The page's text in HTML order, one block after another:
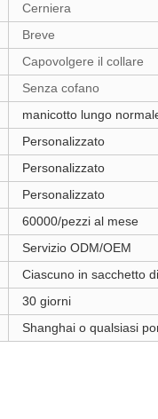
Cerniera
Breve
Capovolgere il collare
Senza cofano
manicotto lungo
Personalizzato
Personalizzato
Personalizzato
60000/pezzi al mese
Servizio ODM/OEM
Ciascuno in sacchetto
30 giorni
Shanghai o qualsiasi